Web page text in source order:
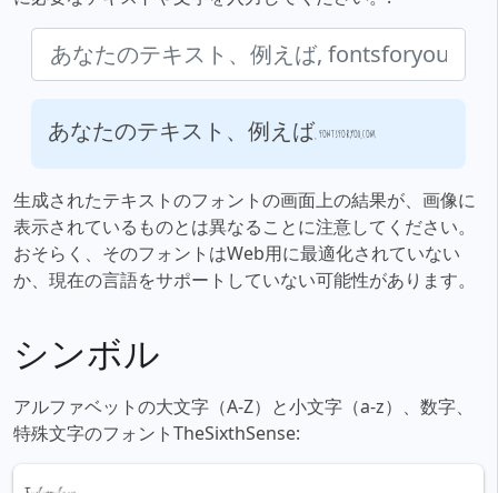
あなたのテキスト、例えば, fontsforyou.com
生成されたテキストのフォントの画面上の結果が、画像に
表示されているものとは異なることに注意してください。
おそらく、そのフォントはWeb用に最適化されていない
か、現在の言語をサポートしていない可能性があります。
シンボル
アルファベットの大文字（A-Z）と小文字（a-z）、数字、
特殊文字のフォントTheSixthSense: